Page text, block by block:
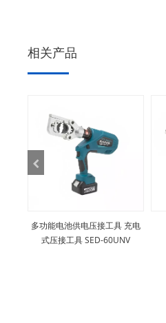
相关产品
多功能电池供电压接工具 充电
式压接工具 SED-60UNV